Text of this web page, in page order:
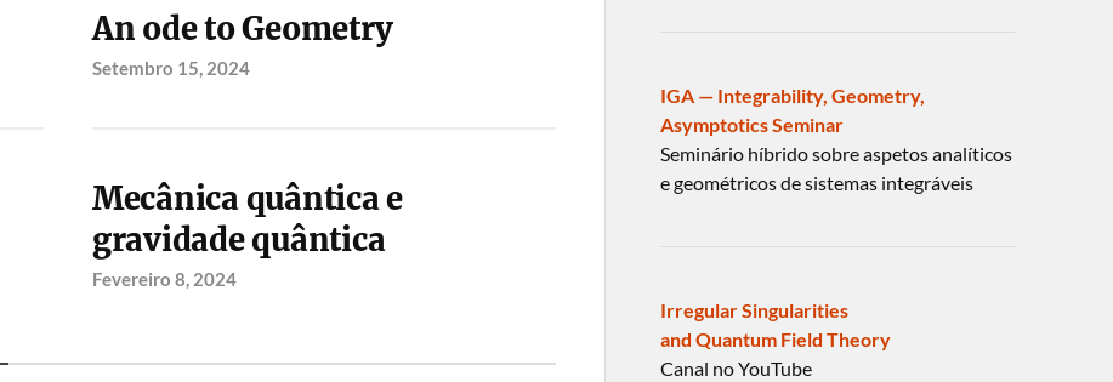
An ode to Geometry
Setembro 15, 2024
Mecânica quântica e
gravidade quântica
Fevereiro 8, 2024
IGA — Integrability, Geometry,
Asymptotics Seminar
Seminário híbrido sobre aspetos analíticos
e geométricos de sistemas integráveis
Irregular Singularities
and Quantum Field Theory
Canal no YouTube